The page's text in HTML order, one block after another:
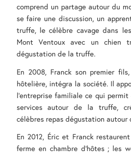
comprend un partage autour du
se faire une discussion, un
truffe, le célèbre cavage dans
Mont Ventoux avec un chien
dégustation de la truffe.
En 2008, Franck son premier
hôtelière, intégra la société. Il
l’entreprise familiale ce qui
services autour de la truffe,
célèbres repas dégustation autour
En 2012, Éric et Franck
ferme en chambre d’hôtes ; les